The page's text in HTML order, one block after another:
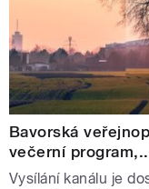
Bavorská
večerní
Vysílání kanálu je